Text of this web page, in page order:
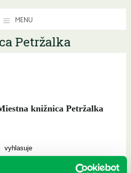
MENU
Petržalka
knižnica Petržalka
vyhlasuje
literárnej súťaže začínajúcich autorov